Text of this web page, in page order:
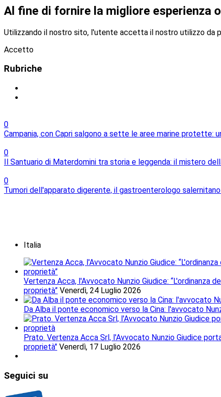
Al fine di fornire la migliore esperienza
Utilizzando il nostro sito, l'utente accetta il nostro utilizzo da
Accetto
Rubriche
0
Campania, con Capri salgono a sette le aree marine
0
Il Santuario di Materdomini tra storia e leggenda: il mistero
0
Tumori dell'apparato digerente, il gastroenterologo
Italia
Vertenza Acca, l'Avvocato Nunzio Giudice:
proprietà” Venerdì, 24 Luglio 2026
Da Alba il ponte economico verso la Cina: l'avvocato
Prato. Vertenza Acca Srl, l'Avvocato Nunzio Giudice
proprietà" Venerdì, 17 Luglio 2026
Seguici su